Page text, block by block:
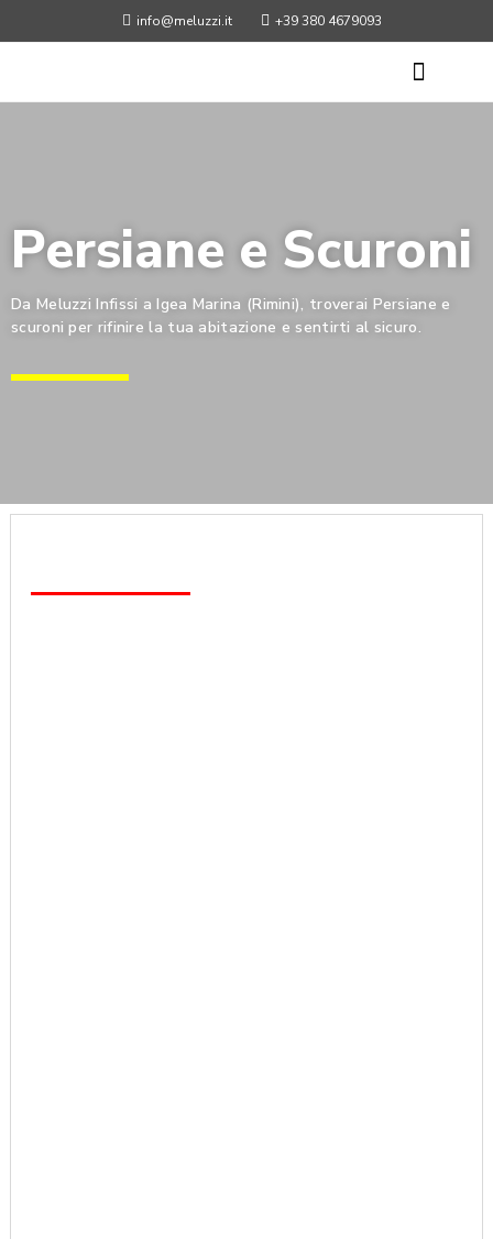
info@meluzzi.it +39 380 4679093
Persiane e Scuroni
Da Meluzzi Infissi a Igea Marina (Rimini), troverai Persiane e
scuroni per rifinire la tua abitazione e sentirti al sicuro.